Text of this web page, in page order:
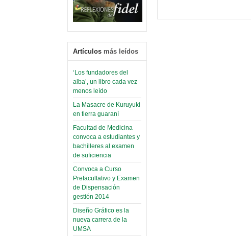
Artículos más leídos
‘Los fundadores del
alba’, un libro cada vez
menos leído
La Masacre de Kuruyuki
en tierra guaraní
Facultad de Medicina
convoca a estudiantes y
bachilleres al examen
de suficiencia
Convoca a Curso
Prefacultativo y Examen
de Dispensación
gestión 2014
Diseño Gráfico es la
nueva carrera de la
UMSA